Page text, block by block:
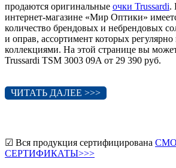
продаются оригинальные очки Trussardi.
интернет-магазине «Мир Оптики»
количество брендовых и небрендовых
и оправ, ассортимент которых
коллекциями. На этой странице вы
Trussardi TSM 3003 09A от 29 390 руб.
ЧИТАТЬ ДАЛЕЕ >>>
☑ Вся продукция сертифицирована
СЕРТИФИКАТЫ>>>